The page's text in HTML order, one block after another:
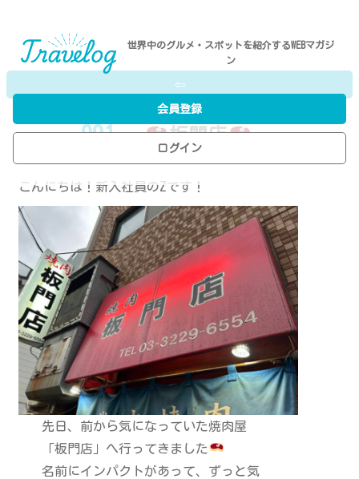
世界中のグルメ・スポットを紹介するWEBマガジ
ン
会員登録
ログイン
⇦
001- 板門店
こんにちは！新入社員のZです！
先日、前から気になっていた焼肉屋
「板門店」へ行ってきました
名前にインパクトがあって、ずっと気